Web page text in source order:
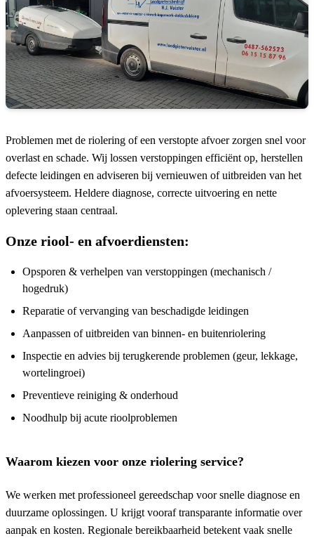
Problemen met de riolering of een verstopte afvoer zorgen snel voor
overlast en schade. Wij lossen verstoppingen efficiënt op, herstellen
defecte leidingen en adviseren bij vernieuwen of uitbreiden van het
afvoersysteem. Heldere diagnose, correcte uitvoering en nette
oplevering staan centraal.
Onze riool- en afvoerdiensten:
Opsporen & verhelpen van verstoppingen (mechanisch /
hogedruk)
Reparatie of vervanging van beschadigde leidingen
Aanpassen of uitbreiden van binnen- en buitenriolering
Inspectie en advies bij terugkerende problemen (geur, lekkage,
wortelingroei)
Preventieve reiniging & onderhoud
Noodhulp bij acute rioolproblemen
Waarom kiezen voor onze riolering service?
We werken met professioneel gereedschap voor snelle diagnose en
duurzame oplossingen. U krijgt vooraf transparante informatie over
aanpak en kosten. Regionale bereikbaarheid betekent vaak snelle